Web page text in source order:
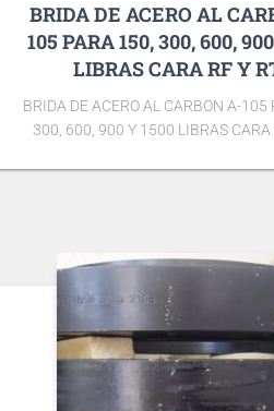
BRIDA DE ACERO AL
105 PARA 150, 300, 600,
LIBRAS CARA RF Y
BRIDA DE ACERO AL CARBON A-105
300, 600, 900 Y 1500 LIBRAS CARA